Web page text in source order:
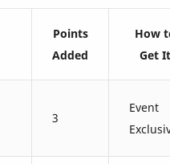
Points
Added
How
Get It
3
Event